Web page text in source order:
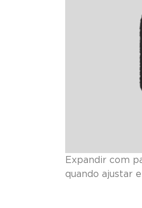
Expandir com
quando ajustar